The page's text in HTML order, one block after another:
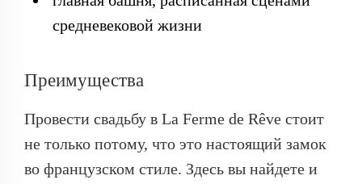
средневековой жизни
Преимущества
Провести свадьбу в La Ferme de Rêve стоит
не только потому, что это настоящий замок
во французском стиле. Здесь вы найдете и